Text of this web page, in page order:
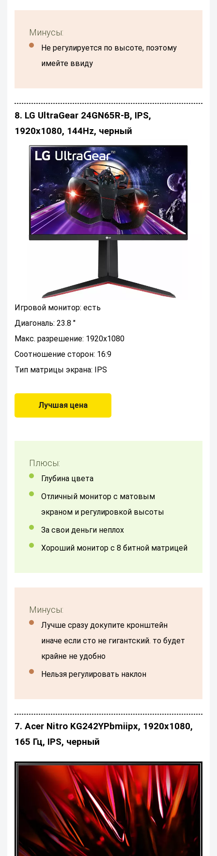
Минусы:
Не регулируется по высоте, поэтому
имейте ввиду
8. LG UltraGear 24GN65R-B, IPS,
1920x1080, 144Hz, черный
Игровой монитор: есть
Диагональ: 23.8 "
Макс. разрешение: 1920x1080
Соотношение сторон: 16:9
Тип матрицы экрана: IPS
Лучшая цена
Плюсы:
Глубина цвета
отличный монитор с матовым
экраном и регулировкой высоты
за свои деньги неплох
Хороший монитор с 8 битной матрицей
Минусы:
лучше сразу докупите кронштейн
иначе если сто не гигантский. то будет
крайне не удобно
нельзя регулировать наклон
7. Acer Nitro KG242YPbmiipx, 1920x1080,
165 Гц, IPS, черный